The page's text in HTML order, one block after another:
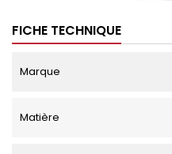
FICHE TECHNIQUE
Marque
Matière